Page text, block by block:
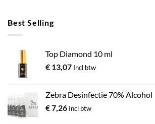
Best Selling
Top Diamond 10 ml
€ 13,07 Incl btw
Zebra Desinfectie 70% Alcohol
€7,26 Incl btw